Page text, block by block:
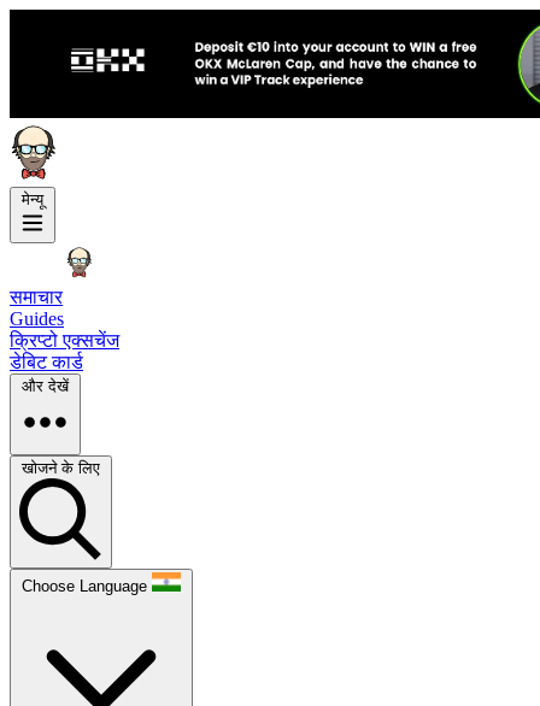
मेन्यू
समाचार
Guides
क्रिप्टो एक्सचेंज
डेबिट कार्ड
और देखें
खोजने के लिए
Choose Language